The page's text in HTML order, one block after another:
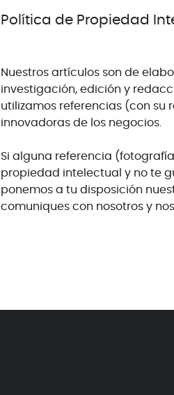
Política de Propiedad
Nuestros artículos son de
investigación, edición y
utilizamos referencias (con su
innovadoras de los negocios.
Si alguna referencia
propiedad intelectual y no te
ponemos a tu disposición
comuniques con nosotros y